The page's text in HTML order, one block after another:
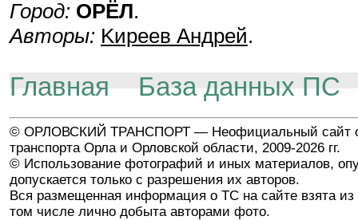
Город: ОРЁЛ.
Авторы: Kиpeeв Aндpeй.
Главная База данных ПС
© ОРЛОВСКИЙ ТРАНСПОРТ — Неофициальный сайт
транспорта Орла и Орловской области, 2009-2026 гг.
© Использование фотографий и иных материалов,
допускается только с разрешения их авторов.
Вся размещенная информация о ТС на сайте взята из
том числе лично добыта авторами фото.